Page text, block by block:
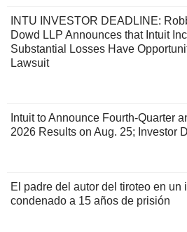
INTU INVESTOR DEADLINE:
Dowd LLP Announces that Intuit
Substantial Losses Have
Lawsuit
Intuit to Announce Fourth-Quarter
2026 Results on Aug. 25; Investor
El padre del autor del tiroteo en un
condenado a 15 años de prisión